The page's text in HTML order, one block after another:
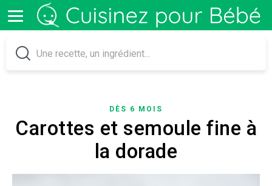
DÈS 6 MOIS
Carottes et semoule fine à
la dorade